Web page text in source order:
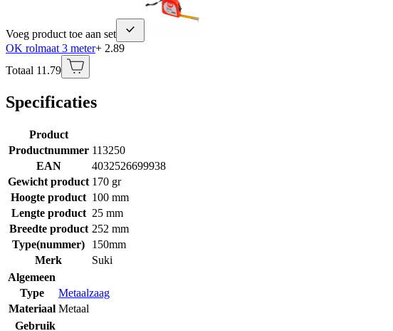
Voeg product toe aan set
OK rolmaat 3 meter+ 2.89
Totaal 11.79
Specificaties
Product
Productnummer 113250
EAN
4032526699938
Gewicht product 170 gr
Hoogte product 100 mm
Lengte product 25 mm
Breedte product 252 mm
Type(nummer)
150mm
Merk
Suki
Algemeen
Type
Metaalzaag
Materiaal Metaal
Gebruik